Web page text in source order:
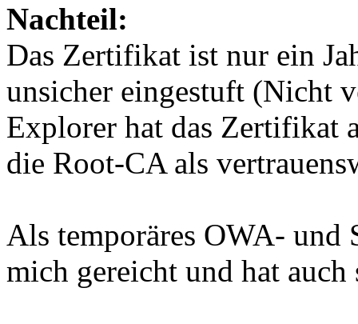
Nachteil:
Das Zertifikat ist nur ein
unsicher eingestuft (Nicht
Explorer hat das Zertifikat
die Root-CA als
Als temporäres OWA-
mich gereicht und hat